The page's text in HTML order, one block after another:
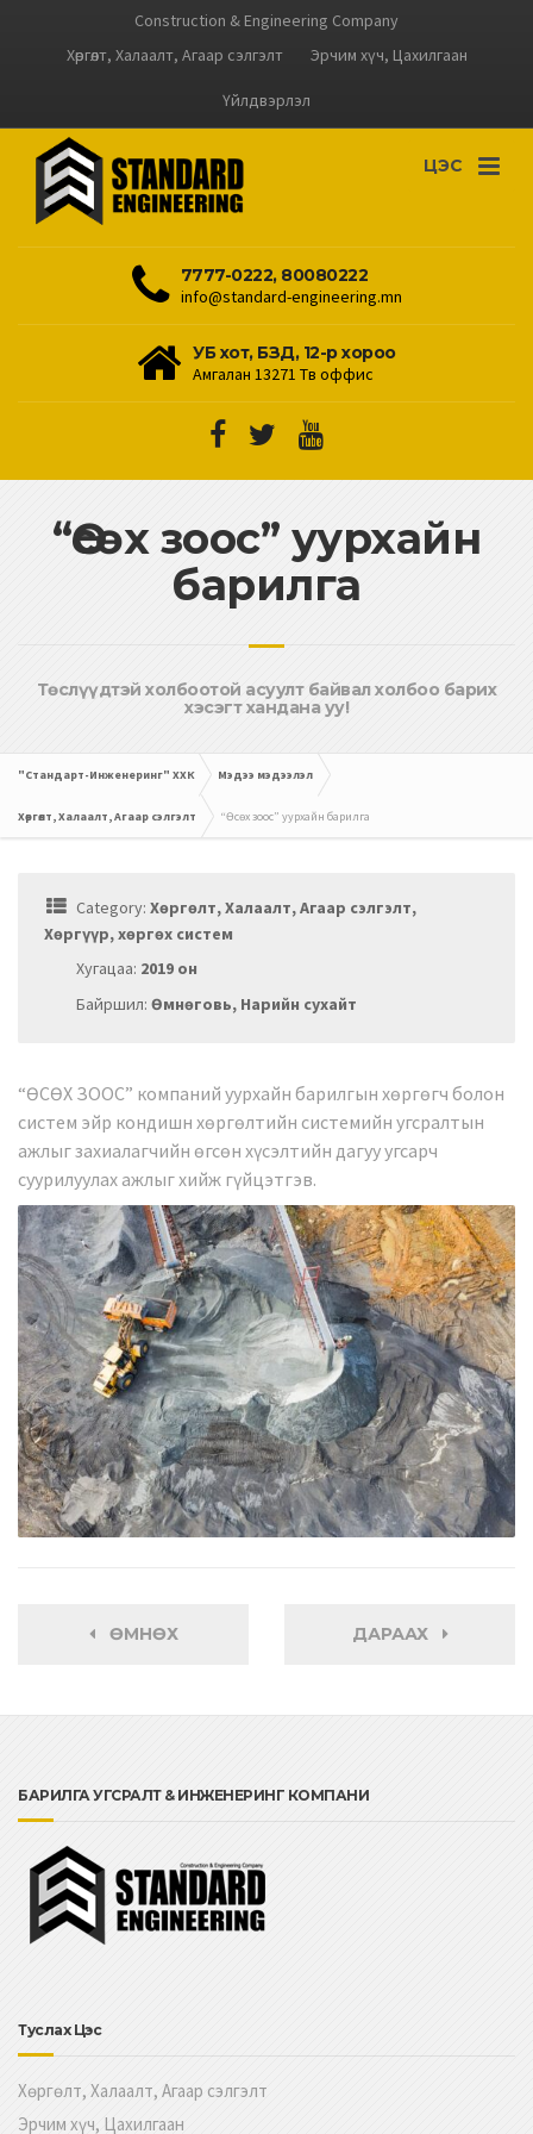
Construction & Engineering Company
Хөргөлт, Халаалт, Агаар сэлгэлт
Эрчим хүч, Цахилгаан
Үйлдвэрлэл
ЦЭС
7777-0222, 80080222
info@standard-engineering.mn
УБ хот, БЗД, 12-р хороо
Амгалан 13271 Төв оффис
“Өсөх зоос” уурхайн
барилга
Төслүүдтэй холбоотой асуулт байвал холбоо барих
хэсэгт хандана уу!
"Стандарт-Инженеринг" ХХК Мэдээ мэдээлэл
Хөргөлт, Халаалт, Агаар сэлгэлт “Өсөх зоос” уурхайн барилга
Category: Хөргөлт, Халаалт, Агаар сэлгэлт,
Хөргүүр, хөргөх систем
Хугацаа: 2019 он
Байршил: Өмнөговь, Нарийн сухайт
“ӨСӨХ ЗООС” компаний уурхайн барилгын хөргөгч болон
систем эйр кондишн хөргөлтийн системийн угсралтын
ажлыг захиалагчийн өгсөн хүсэлтийн дагуу угсарч
суурилуулах ажлыг хийж гүйцэтгэв.
ӨМНӨХ ДАРААХ
БАРИЛГА УГСРАЛТ & ИНЖЕНЕРИНГ КОМПАНИ
Туслах Цэс
Хөргөлт, Халаалт, Агаар сэлгэлт
Эрчим хүч, Цахилгаан